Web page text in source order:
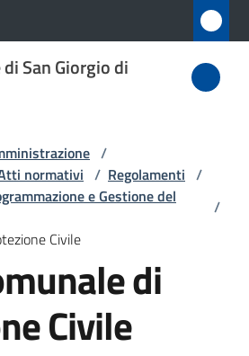
San Giorgio di
/
normativi / Regolamenti /
e Gestione del
/
Civile
di
Civile